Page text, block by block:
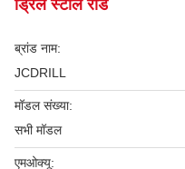
ड्रिल स्टील रॉड
ब्रांड नाम:
JCDRILL
मॉडल संख्या:
सभी मॉडल
एमओक्यू: